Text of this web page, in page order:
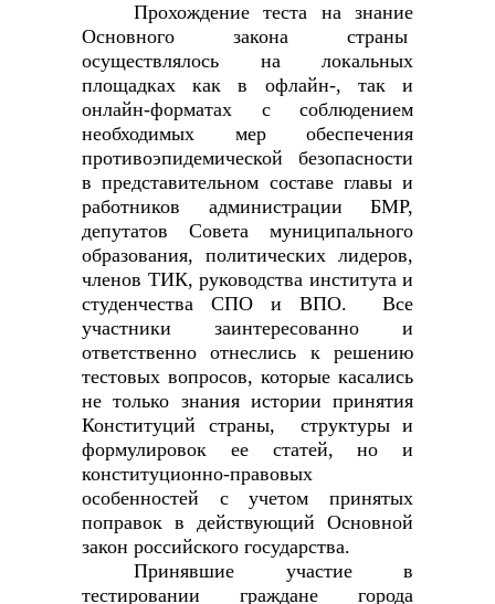
Прохождение теста на знание
Основного закона страны
осуществлялось на локальных
площадках как в офлайн-, так и
онлайн-форматах с соблюдением
необходимых мер обеспечения
противоэпидемической безопасности
в представительном составе главы и
работников администрации БМР,
депутатов Совета муниципального
образования, политических лидеров,
членов ТИК, руководства института и
студенчества СПО и ВПО. Все
участники заинтересованно и
ответственно отнеслись к решению
тестовых вопросов, которые касались
не только знания истории принятия
Конституций страны, структуры и
формулировок ее статей, но и
конституционно-правовых
особенностей с учетом принятых
поправок в действующий Основной
закон российского государства.
Принявшие участие в
тестировании граждане города